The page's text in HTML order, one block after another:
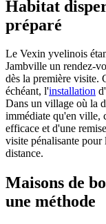
Habitat
préparé
Le Vexin yvelinois
Jambville un rendez-
dès la première visite.
échéant, l'installation
Dans un village où la
immédiate qu'en ville,
efficace et d'une
visite pénalisante
distance.
Maisons de
une méthode